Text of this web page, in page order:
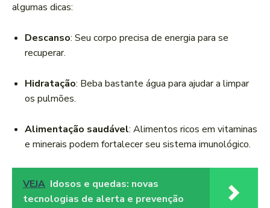
algumas dicas:
Descanso: Seu corpo precisa de energia para se
recuperar.
Hidratação: Beba bastante água para ajudar a limpar
os pulmões.
Alimentação saudável: Alimentos ricos em vitaminas
e minerais podem fortalecer seu sistema imunológico.
VEJA Idosos e quedas: novas
tecnologias de alerta e prevenção